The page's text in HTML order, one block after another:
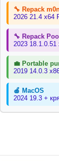
🔧 Repack
2026 21.4 x64
🔧 Repack
2023
💼 Portable
2019 14.0.3
🍎 MacOS
2024 19.3 +